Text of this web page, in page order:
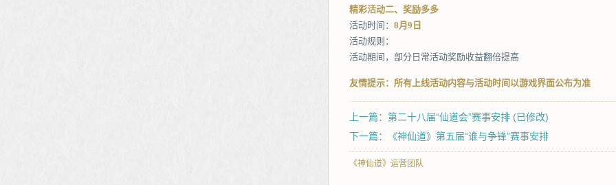
精彩活动二、奖励多多
活动时间： 8月9日
活动规则：
活动期间，部分日常活动奖励收益翻倍提高
友情提示：所有上线活动内容与活动时间以游戏界面公布为准
上一篇：第二十八届“仙道会”赛事安排 (已修改)
下一篇：《神仙道》第五届“谁与争锋”赛事安排
《神仙道》运营团队